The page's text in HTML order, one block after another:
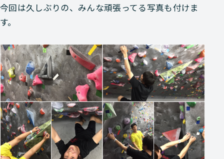
今回は久しぶりの、みんな頑張ってる写真も付けま
す。